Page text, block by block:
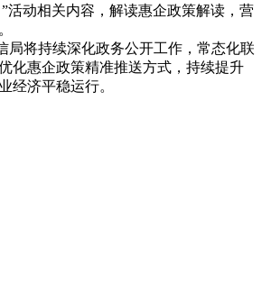
”活动相关内容，解读惠企政策解读，营
局将持续深化政务公开工作，常态化联
化惠企政策精准推送方式，持续提升
经济平稳运行。